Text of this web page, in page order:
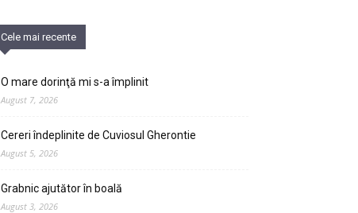
Cele mai recente
O mare dorinţă mi s-a împlinit
August 7, 2026
Cereri îndeplinite de Cuviosul Gherontie
August 5, 2026
Grabnic ajutător în boală
August 3, 2026